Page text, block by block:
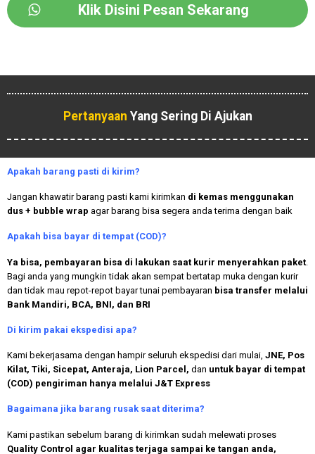
Klik Disini Pesan Sekarang
Pertanyaan Yang Sering Di Ajukan
Apakah barang pasti di kirim?
Jangan khawatir barang pasti kami kirimkan di kemas menggunakan
dus + bubble wrap agar barang bisa segera anda terima dengan baik
Apakah bisa bayar di tempat (COD)?
Ya bisa, pembayaran bisa di lakukan saat kurir menyerahkan paket
Bagi anda yang mungkin tidak akan sempat bertatap muka dengan kurir
dan tidak mau repot-repot bayar tunai pembayaran bisa transfer melalui
Bank Mandiri, BCA, BNI, dan BRI
Di kirim pakai ekspedisi apa?
Kami bekerjasama dengan hampir seluruh ekspedisi dari mulai, JNE, Pos
Kilat, Tiki, Sicepat, Anteraja, Lion Parcel, dan untuk bayar di tempat
(COD) pengiriman hanya melalui J&T Express
Bagaimana jika barang rusak saat diterima?
Kami pastikan sebelum barang di kirimkan sudah melewati proses
Quality Control agar kualitas terjaga sampai ke tangan anda,